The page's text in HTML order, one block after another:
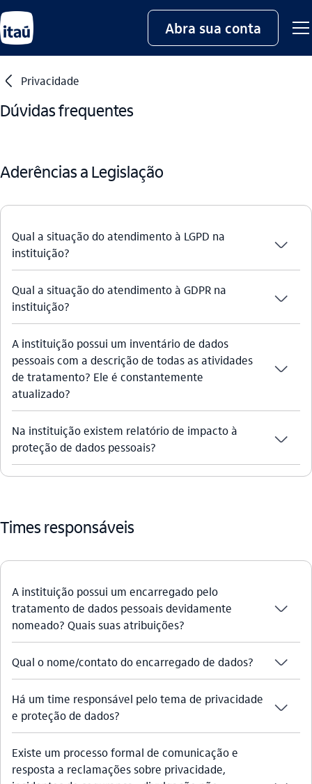
Abra sua conta
seta_esquerda Privacidade
Dúvidas frequentes
Aderências a Legislação
Qual a situação do atendimento à LGPD na
instituição?
seta_baixo
Qual a situação do atendimento à GDPR na
instituição?
seta_baixo
A instituição possui um inventário de dados
pessoais com a descrição de todas as atividades
de tratamento? Ele é constantemente
atualizado?
seta_baixo
Na instituição existem relatório de impacto à
proteção de dados pessoais?
seta_baixo
Times responsáveis
A instituição possui um encarregado pelo
tratamento de dados pessoais devidamente
nomeado? Quais suas atribuições?
seta_baixo
Qual o nome/contato do encarregado de dados? seta_baixo
Há um time responsável pelo tema de privacidade
e proteção de dados?
seta_baixo
Existe um processo formal de comunicação e
resposta a reclamações sobre privacidade,